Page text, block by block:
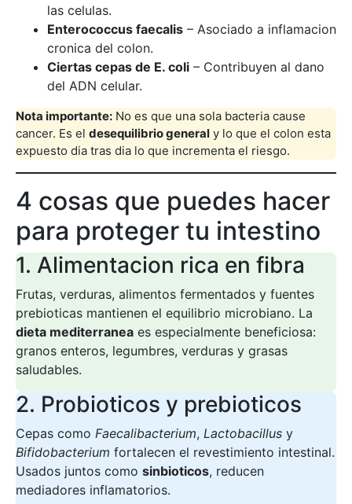
las celulas.
Enterococcus faecalis – Asociado a inflamacion
cronica del colon.
Ciertas cepas de E. coli – Contribuyen al dano
del ADN celular.
Nota importante: No es que una sola bacteria cause
cancer. Es el desequilibrio general y lo que el colon esta
expuesto dia tras dia lo que incrementa el riesgo.
4 cosas que puedes hacer
para proteger tu intestino
1. Alimentacion rica en fibra
Frutas, verduras, alimentos fermentados y fuentes
prebioticas mantienen el equilibrio microbiano. La
dieta mediterranea es especialmente beneficiosa:
granos enteros, legumbres, verduras y grasas
saludables.
2. Probioticos y prebioticos
Cepas como Faecalibacterium, Lactobacillus y
Bifidobacterium fortalecen el revestimiento intestinal.
Usados juntos como sinbioticos, reducen
mediadores inflamatorios.